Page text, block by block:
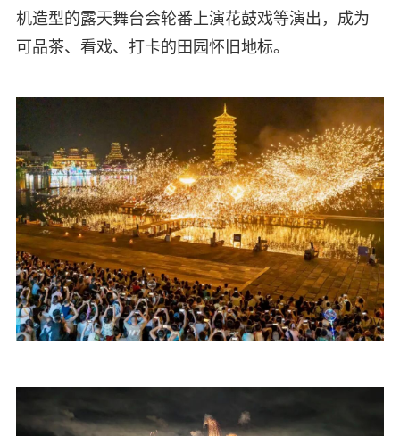
机造型的露天舞台会轮番上演花鼓戏等演出，成为
可品茶、看戏、打卡的田园怀旧地标。